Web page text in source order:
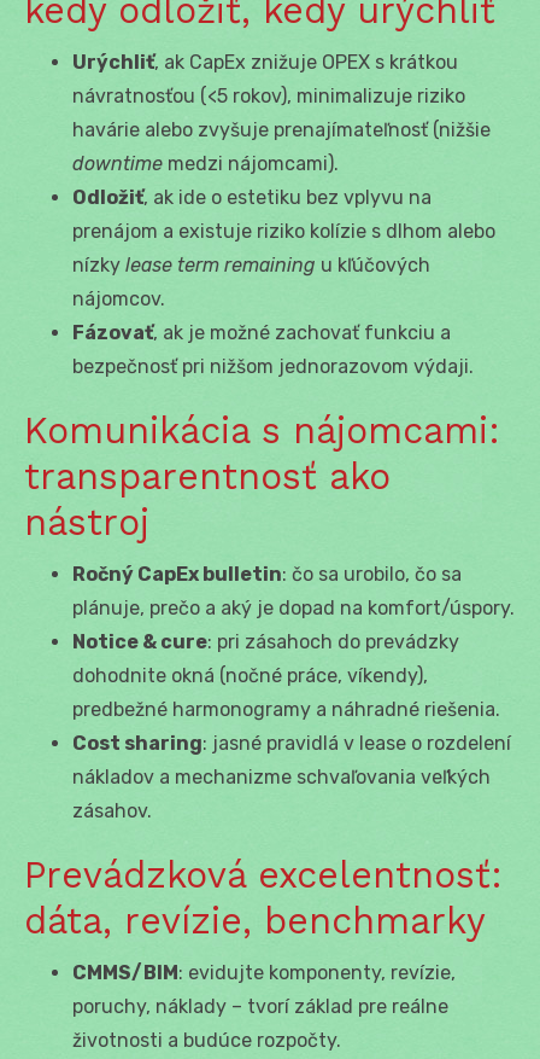
kedy odložiť, kedy urýchliť
Urýchliť, ak CapEx znižuje OPEX s krátkou
návratnosťou (<5 rokov), minimalizuje riziko
havárie alebo zvyšuje prenajímateľnosť (nižšie
downtime medzi nájomcami).
Odložiť, ak ide o estetiku bez vplyvu na
prenájom a existuje riziko kolízie s dlhom alebo
nízky lease term remaining u kľúčových
nájomcov.
Fázovať, ak je možné zachovať funkciu a
bezpečnosť pri nižšom jednorazovom výdaji.
Komunikácia s nájomcami:
transparentnosť ako
nástroj
Ročný CapEx bulletin: čo sa urobilo, čo sa
plánuje, prečo a aký je dopad na komfort/úspory.
Notice & cure: pri zásahoch do prevádzky
dohodnite okná (nočné práce, víkendy),
predbežné harmonogramy a náhradné riešenia.
Cost sharing: jasné pravidlá v lease o rozdelení
nákladov a mechanizme schvaľovania veľkých
zásahov.
Prevádzková excelentnosť:
dáta, revízie, benchmarky
CMMS/BIM: evidujte komponenty, revízie,
poruchy, náklady – tvorí základ pre reálne
životnosti a budúce rozpočty.